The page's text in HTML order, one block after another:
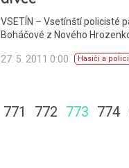
VSETÍN – Vsetínští policisté
Boháčové z Nového
27. 5. 2011 0:00 Hasiči a
771 772 773 774